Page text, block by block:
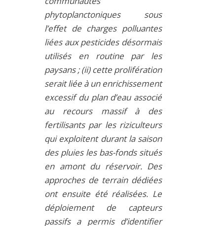
phytoplanctoniques sous
l’effet de charges polluantes
liées aux pesticides désormais
utilisés en routine par les
paysans ; (ii) cette prolifération
serait liée à un enrichissement
excessif du plan d’eau associé
au recours massif à des
fertilisants par les riziculteurs
qui exploitent durant la saison
des pluies les bas-fonds situés
en amont du réservoir. Des
approches de terrain dédiées
ont ensuite été réalisées. Le
déploiement de capteurs
passifs a permis d’identifier